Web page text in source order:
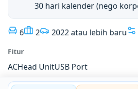
30 hari kalender (nego
6 2 2022 atau lebih baru
Fitur
ACHead UnitUSB Port